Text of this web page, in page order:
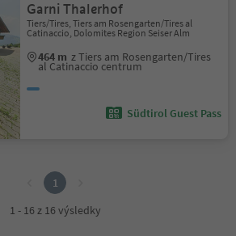
Garni Thalerhof
Tiers/Tires, Tiers am Rosengarten/Tires al
Catinaccio, Dolomites Region Seiser Alm
464 m z Tiers am Rosengarten/Tires
al Catinaccio centrum
Südtirol Guest Pass
1
1 - 16 z 16 výsledky